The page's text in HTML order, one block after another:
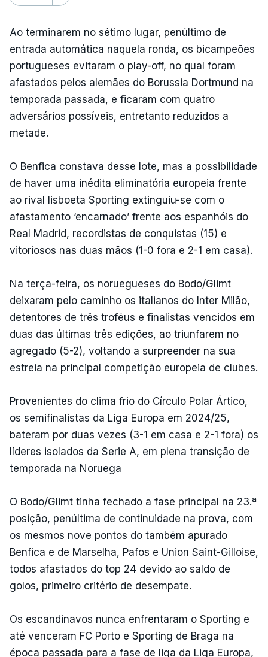
Ao terminarem no sétimo lugar, penúltimo de
entrada automática naquela ronda, os bicampeões
portugueses evitaram o play-off, no qual foram
afastados pelos alemães do Borussia Dortmund na
temporada passada, e ficaram com quatro
adversários possíveis, entretanto reduzidos a
metade.
O Benfica constava desse lote, mas a possibilidade
de haver uma inédita eliminatória europeia frente
ao rival lisboeta Sporting extinguiu-se com o
afastamento ‘encarnado’ frente aos espanhóis do
Real Madrid, recordistas de conquistas (15) e
vitoriosos nas duas mãos (1-0 fora e 2-1 em casa).
Na terça-feira, os noruegueses do Bodo/Glimt
deixaram pelo caminho os italianos do Inter Milão,
detentores de três troféus e finalistas vencidos em
duas das últimas três edições, ao triunfarem no
agregado (5-2), voltando a surpreender na sua
estreia na principal competição europeia de clubes.
Provenientes do clima frio do Círculo Polar Ártico,
os semifinalistas da Liga Europa em 2024/25,
bateram por duas vezes (3-1 em casa e 2-1 fora) os
líderes isolados da Serie A, em plena transição de
temporada na Noruega
O Bodo/Glimt tinha fechado a fase principal na 23.ª
posição, penúltima de continuidade na prova, com
os mesmos nove pontos do também apurado
Benfica e de Marselha, Pafos e Union Saint-Gilloise,
todos afastados do top 24 devido ao saldo de
golos, primeiro critério de desempate.
Os escandinavos nunca enfrentaram o Sporting e
até venceram FC Porto e Sporting de Braga na
época passada para a fase de liga da Liga Europa,